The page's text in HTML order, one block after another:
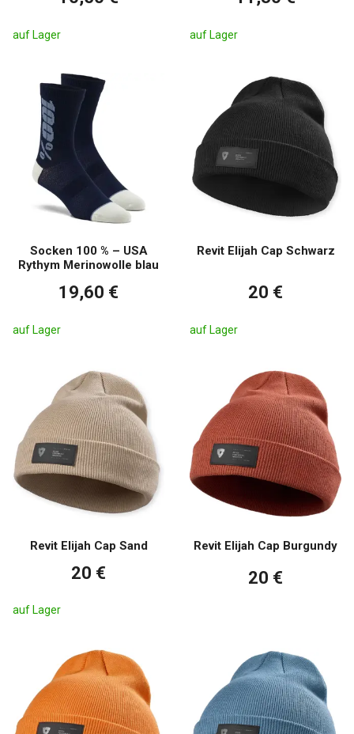
Ja, bei richtiger Pflege hat Merinowolle eine lange Lebensdauer
auf Lager auf Lager
Socken 100 % – USA
Rythym Merinowolle blau
19,60 €
auf Lager
Revit Elijah Cap Schwarz
20 €
auf Lager
Revit Elijah Cap Sand
20 €
auf Lager
Revit Elijah Cap Burgundy
20 €